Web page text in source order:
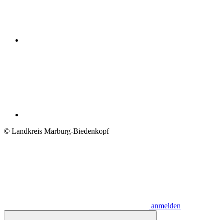
© Landkreis Marburg-Biedenkopf
anmelden